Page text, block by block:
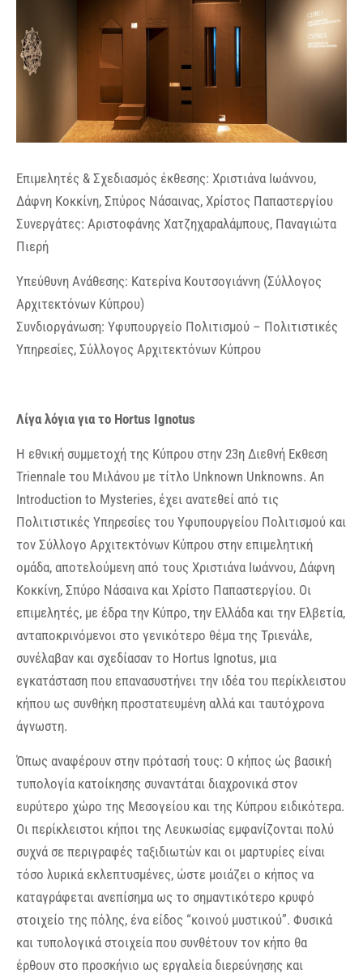
Επιμελητές & Σχεδιασμός έκθεσης: Χριστιάνα Ιωάννου,
Δάφνη Κοκκίνη, Σπύρος Νάσαινας, Χρίστος Παπαστεργίου
Συνεργάτες: Αριστοφάνης Χατζηχαραλάμπους, Παναγιώτα
Πιερή
Υπεύθυνη Ανάθεσης: Κατερίνα Κουτσογιάννη (Σύλλογος
Αρχιτεκτόνων Κύπρου)
Συνδιοργάνωση: Υφυπουργείο Πολιτισμού – Πολιτιστικές
Υπηρεσίες, Σύλλογος Αρχιτεκτόνων Κύπρου
Λίγα λόγια για το Hortus Ignotus
Η εθνική συμμετοχή της Κύπρου στην 23η Διεθνή Εκθεση
Triennale του Μιλάνου με τίτλο Unknown Unknowns. An
Introduction to Mysteries, έχει ανατεθεί από τις
Πολιτιστικές Υπηρεσίες του Υφυπουργείου Πολιτισμού και
τον Σύλλογο Αρχιτεκτόνων Κύπρου στην επιμελητική
ομάδα, αποτελούμενη από τους Χριστιάνα Ιωάννου, Δάφνη
Κοκκίνη, Σπύρο Νάσαινα και Χρίστο Παπαστεργίου. Οι
επιμελητές, με έδρα την Κύπρο, την Ελλάδα και την Ελβετία,
ανταποκρινόμενοι στο γενικότερο θέμα της Τριενάλε,
συνέλαβαν και σχεδίασαν το Hortus Ignotus, μια
εγκατάσταση που επανασυστήνει την ιδέα του περίκλειστου
κήπου ως συνθήκη προστατευμένη αλλά και ταυτόχρονα
άγνωστη.
Όπως αναφέρουν στην πρότασή τους: Ο κήπος ώς βασική
τυπολογία κατοίκησης συναντάται διαχρονικά στον
ευρύτερο χώρο της Μεσογείου και της Κύπρου ειδικότερα.
Οι περίκλειστοι κήποι της Λευκωσίας εμφανίζονται πολύ
συχνά σε περιγραφές ταξιδιωτών και οι μαρτυρίες είναι
τόσο λυρικά εκλεπτυσμένες, ώστε μοιάζει ο κήπος να
καταγράφεται ανεπίσημα ως το σημαντικότερο κρυφό
στοιχείο της πόλης, ένα είδος “κοινού μυστικού”. Φυσικά
και τυπολογικά στοιχεία που συνθέτουν τον κήπο θα
έρθουν στο προσκήνιο ως εργαλεία διερεύνησης και